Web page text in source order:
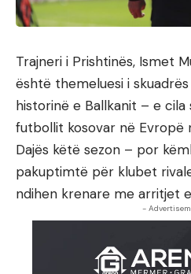
Trajneri i Prishtinës, Ismet
është themeluesi i
historinë e Ballkanit – e
futbollit kosovar në Evropë
Dajës këtë sezon – por
pakuptimtë për klubet
ndihen krenare me arritjet
-